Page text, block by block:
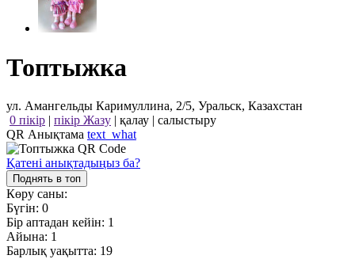
Топтыжка
ул. Амангельды Каримуллина, 2/5, Уральск, Казахстан
0 пікір | пікір Жазу | қалау | салыстыру
QR Анықтама text_what
Қатені анықтадыңыз ба?
Поднять в топ
Көру саны:
Бүгін: 0
Бір аптадан кейін: 1
Айына: 1
Барлық уақытта: 19